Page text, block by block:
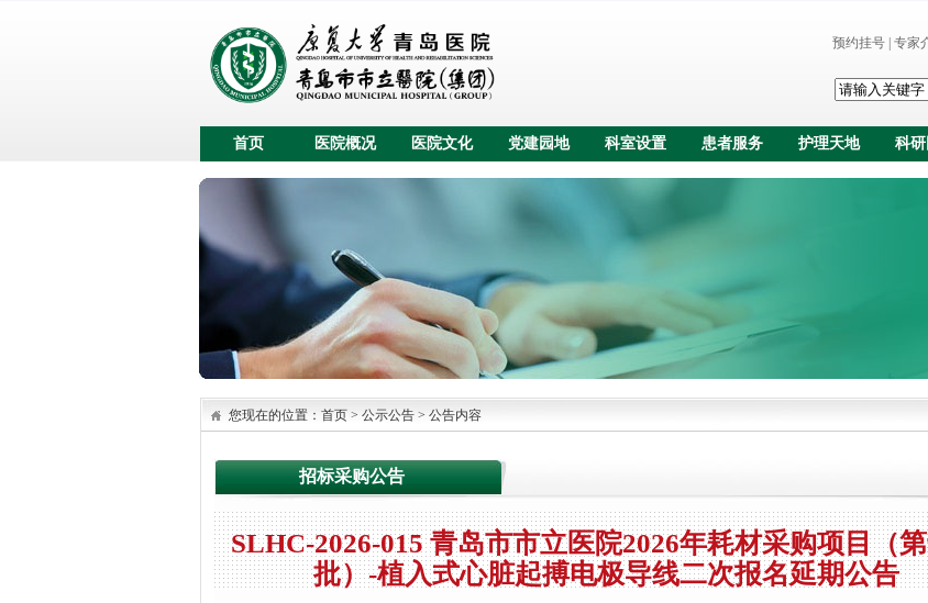
预约挂号 专家
首页 医院概况 医院文化 党建园地 科室设置 患者服务 护理天地 科
您现在的位置： 首页 > 公示公告 > 公告内容
招标采购公告
SLHC-2026-015 青岛市市立医院2026年耗材采购项目（
批）-植入式心脏起搏电极导线二次报名延期公告